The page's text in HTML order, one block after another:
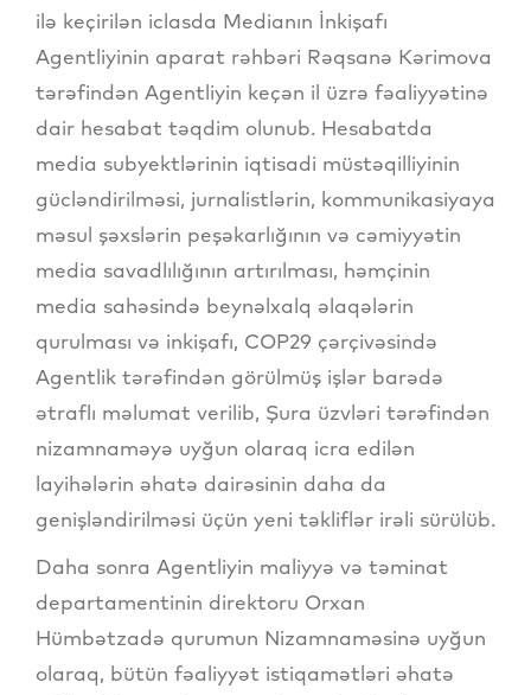
ilə keçirilən iclasda Medianın İnkişafı
Agentliyinin aparat rəhbəri Rəqsanə Kərimova
tərəfindən Agentliyin keçən il üzrə fəaliyyətinə
dair hesabat təqdim olunub. Hesabatda
media subyektlərinin iqtisadi müstəqilliyinin
gücləndirilməsi, jurnalistlərin, kommunikasiyaya
məsul şəxslərin peşəkarlığının və cəmiyyətin
media savadlılığının artırılması, həmçinin
media sahəsində beynəlxalq əlaqələrin
qurulması və inkişafı, COP29 çərçivəsində
Agentlik tərəfindən görülmüş işlər barədə
ətraflı məlumat verilib, Şura üzvləri tərəfindən
nizamnaməyə uyğun olaraq icra edilən
layihələrin əhatə dairəsinin daha da
genişləndirilməsi üçün yeni təkliflər irəli sürülüb.
Daha sonra Agentliyin maliyyə və təminat
departamentinin direktoru Orxan
Hümbətzadə qurumun Nizamnaməsinə uyğun
olaraq, bütün fəaliyyət istiqamətləri əhatə